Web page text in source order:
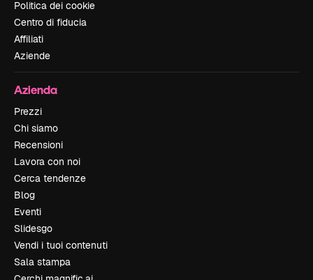
Politica dei cookie
Centro di fiducia
Affiliati
Aziende
Azienda
Prezzi
Chi siamo
Recensioni
Lavora con noi
Cerca tendenze
Blog
Eventi
Slidesgo
Vendi i tuoi contenuti
Sala stampa